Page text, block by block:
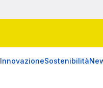
InnovazioneSostenibilità